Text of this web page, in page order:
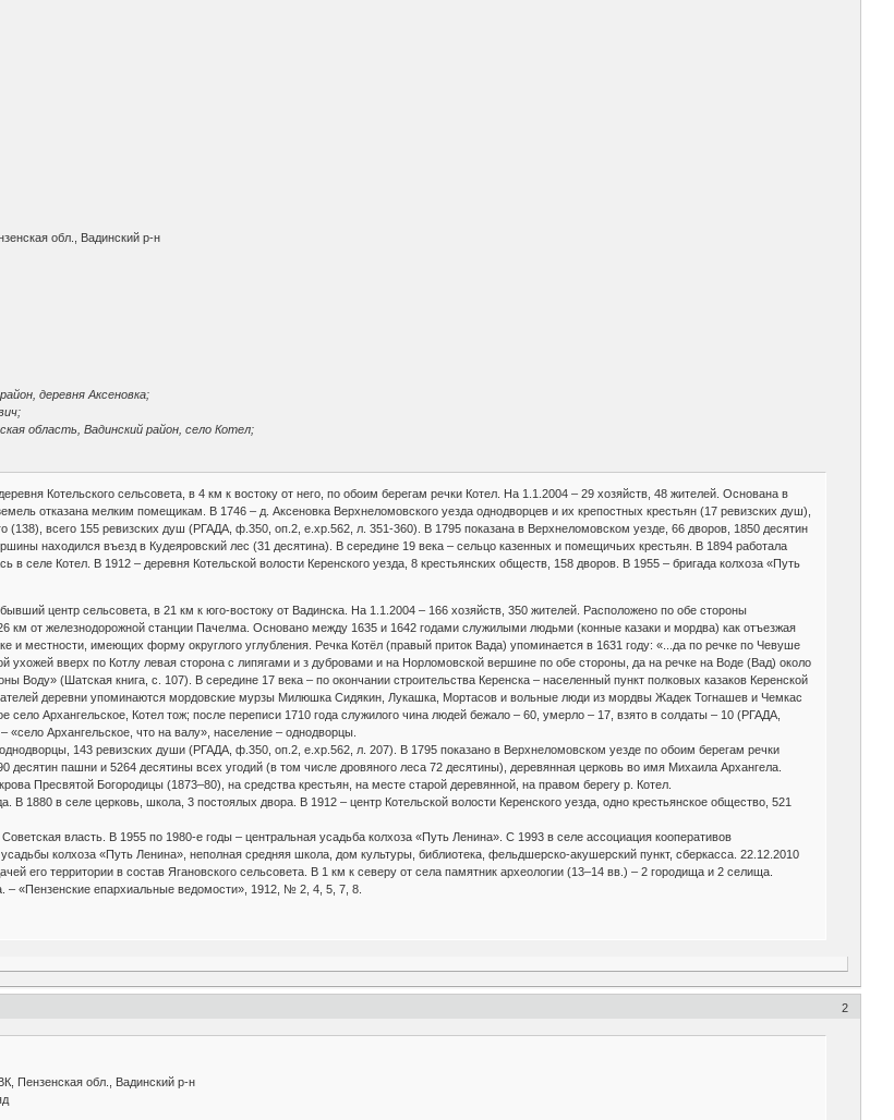
обл., Вадинский р-н
деревня Аксеновка;
область, Вадинский район, село Котел;
Котельского сельсовета, в 4 км к востоку от него, по обоим берегам речки Котел. На 1.1.2004 – 29 хозяйств, 48 жителей. Основана в
отказана мелким помещикам. В 1746 – д. Аксеновка Верхнеломовского уезда однодворцев и их крепостных крестьян (17 ревизских душ),
(138), всего 155 ревизских душ (РГАДА, ф.350, оп.2, е.хр.562, л. 351-360). В 1795 показана в Верхнеломовском уезде, 66 дворов, 1850 десятин
находился въезд в Кудеяровский лес (31 десятина). В середине 19 века – сельцо казенных и помещичьих крестьян. В 1894 работала
в селе Котел. В 1912 – деревня Котельской волости Керенского уезда, 8 крестьянских обществ, 158 дворов. В 1955 – бригада колхоза «Путь
центр сельсовета, в 21 км к юго-востоку от Вадинска. На 1.1.2004 – 166 хозяйств, 350 жителей. Расположено по обе стороны
км от железнодорожной станции Пачелма. Основано между 1635 и 1642 годами служилыми людьми (конные казаки и мордва) как отъезжая
и местности, имеющих форму округлого углубления. Речка Котёл (правый приток Вада) упоминается в 1631 году: «...да по речке по Чевуше
ухожей вверх по Котлу левая сторона с липягами и з дубровами и на Норломовской вершине по обе стороны, да на речке на Воде (Вад) около
Воду» (Шатская книга, с. 107). В середине 17 века – по окончании строительства Керенска – населенный пункт полковых казаков Керенской
деревни упоминаются мордовские мурзы Милюшка Сидякин, Лукашка, Мортасов и вольные люди из мордвы Жадек Тогнашев и Чемкас
село Архангельское, Котел тож; после переписи 1710 года служилого чина людей бежало – 60, умерло – 17, взято в солдаты – 10 (РГАДА,
Архангельское, что на валу», население – однодворцы.
143 ревизских души (РГАДА, ф.350, оп.2, е.хр.562, л. 207). В 1795 показано в Верхнеломовском уезде по обоим берегам речки
десятин пашни и 5264 десятины всех угодий (в том числе дровяного леса 72 десятины), деревянная церковь во имя Михаила Архангела.
Пресвятой Богородицы (1873–80), на средства крестьян, на месте старой деревянной, на правом берегу р. Котел.
В 1880 в селе церковь, школа, 3 постоялых двора. В 1912 – центр Котельской волости Керенского уезда, одно крестьянское общество, 521
власть. В 1955 по 1980-е годы – центральная усадьба колхоза «Путь Ленина». С 1993 в селе ассоциация кооперативов
колхоза «Путь Ленина», неполная средняя школа, дом культуры, библиотека, фельдшерско-акушерский пункт, сберкасса. 22.12.2010
его территории в состав Ягановского сельсовета. В 1 км к северу от села памятник археологии (13–14 вв.) – 2 городища и 2 селища.
– «Пензенские епархиальные ведомости», 1912, № 2, 4, 5, 7, 8.
2
Пензенская обл., Вадинский р-н